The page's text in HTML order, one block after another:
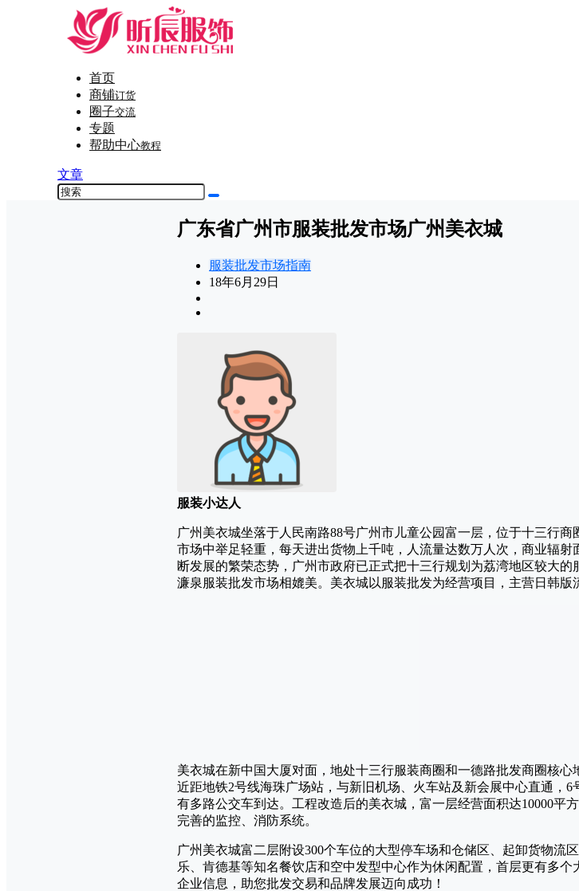
首页
商铺订货
圈子交流
专题
帮助中心教程
文章
广东省广州市服装批发市场广州美衣城
服装批发市场指南
18年6月29日
服装小达人
广州美衣城坐落于人民南路88号广州市儿童公园富一层，位于十三行
市场中举足轻重，每天进出货物上千吨，人流量达数万人次，商业辐
断发展的繁荣态势，广州市政府已正式把十三行规划为荔湾地区较大
濂泉服装批发市场相媲美。美衣城以服装批发为经营项目，主营日韩版
美衣城在新中国大厦对面，地处十三行服装商圈和一德路批发商圈核
近距地铁2号线海珠广场站，与新旧机场、火车站及新会展中心直通，
有多路公交车到达。工程改造后的美衣城，富一层经营面积达10000平
完善的监控、消防系统。
广州美衣城富二层附设300个车位的大型停车场和仓储区、起卸货物流
乐、肯德基等知名餐饮店和空中发型中心作为休闲配置，首层更有多
企业信息，助您批发交易和品牌发展迈向成功！